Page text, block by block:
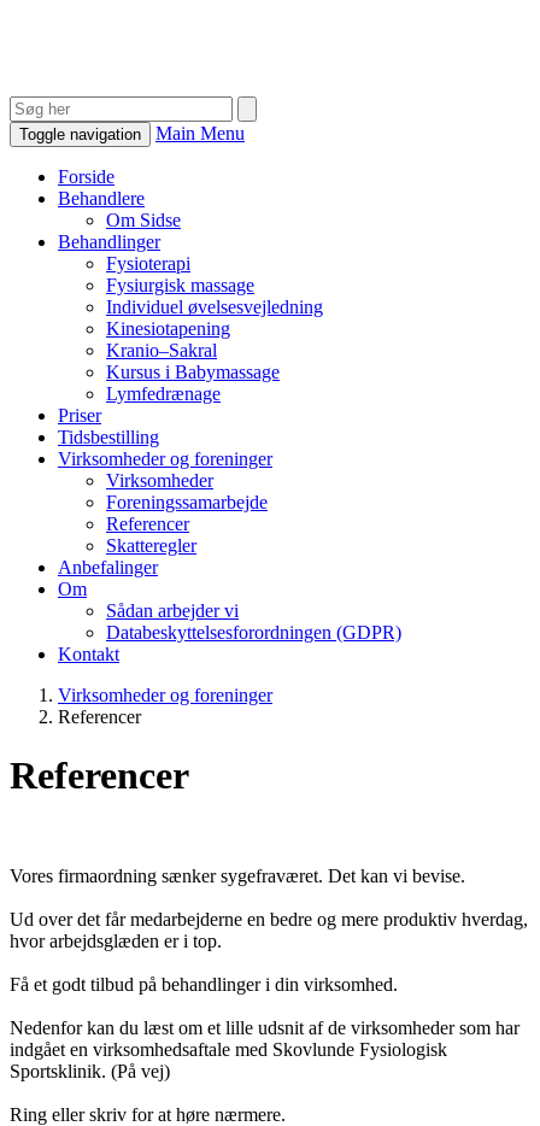
Toggle navigation Main Menu
Forside
Behandlere
Om Sidse
Behandlinger
Fysioterapi
Fysiurgisk massage
Individuel øvelsesvejledning
Kinesiotapening
Kranio–Sakral
Kursus i Babymassage
Lymfedrænage
Priser
Tidsbestilling
Virksomheder og foreninger
Virksomheder
Foreningssamarbejde
Referencer
Skatteregler
Anbefalinger
Om
Sådan arbejder vi
Databeskyttelsesforordningen (GDPR)
Kontakt
Virksomheder og foreninger
Referencer
Referencer
Vores firmaordning sænker sygefraværet. Det kan vi bevise.
Ud over det får medarbejderne en bedre og mere produktiv hverdag,
hvor arbejdsglæden er i top.
Få et godt tilbud på behandlinger i din virksomhed.
Nedenfor kan du læst om et lille udsnit af de virksomheder som har
indgået en virksomhedsaftale med Skovlunde Fysiologisk
Sportsklinik. (På vej)
Ring eller skriv for at høre nærmere.